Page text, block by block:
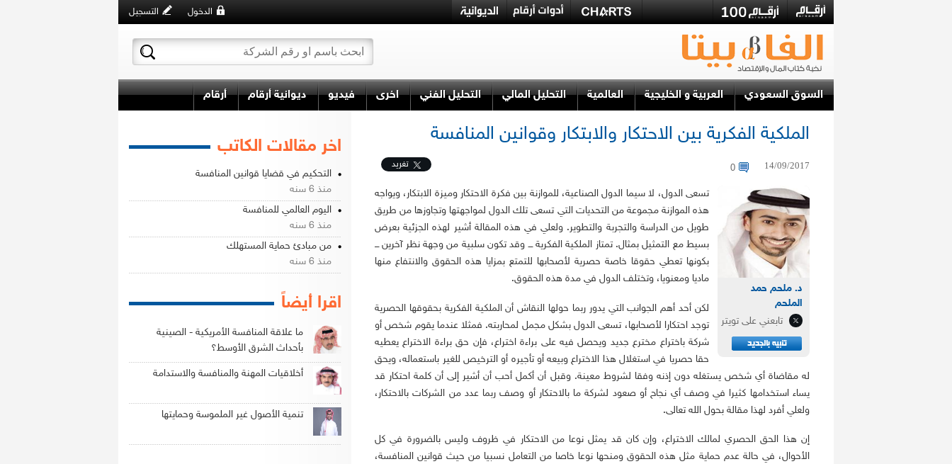
التسجيل الدخول
السوق السعودي العربية و الخليجية العالمية التحليل المالي التحليل الفني اخرى فيديو ديوانية أرقام أرقام
الملكية الفكرية بين الاحتكار والابتكار وقوانين المنافسة
14/09/2017
0 تغريد
د. ملحم حمد
الملحم
تابعني على تويتر
تسعى الدول، لا سيما الدول الصناعية، للموازنة بين فكرة الاحتكار وميزة الابتكار، ويواجه
هذه الموازنة مجموعة من التحديات التي تسعى تلك الدول لمواجهتها وتجاوزها من طريق
طويل من الدراسة والتجربة والتطوير. ولعلي في هذه المقالة أشير لهذه الجزئية بعرض
بسيط مع التمثيل بمثال. تمتاز الملكية الفكرية ـــ وقد تكون سلبية من وجهة نظر آخرين ـــ
بكونها تعطي حقوقا خاصة حصرية لأصحابها للتمتع بمزايا هذه الحقوق والانتفاع منها
ماديا ومعنويا، وتختلف الدول في مدة هذه الحقوق.
لكن أحد أهم الجوانب التي يدور ربما حولها النقاش أن الملكية الفكرية بحقوقها الحصرية
توجد احتكارا لأصحابها، تسعى الدول بشكل مجمل لمحاربته. فمثلا عندما يقوم شخص أو
شركة باختراع مخترع جديد ويحصل فيه على براءة اختراع، فإن حق براءة الاختراع يعطيه
حقا حصريا في استغلال هذا الاختراع وبيعه أو تأجيره أو الترخيص للغير باستعماله، ويحق
له مقاضاة أي شخص يستغله دون إذنه وفقا لشروط معينة. وقبل أن أكمل أحب أن أشير إلى أن كلمة احتكار قد
يساء استخدامها كثيرا في وصف أي نجاح أو صعود لشركة ما بالاحتكار أو وصف ربما عدد من الشركات بالاحتكار،
ولعلي أفرد لهذا مقالة بحول الله تعالى.
إن هذا الحق الحصري لمالك الاختراع، وإن كان قد يمثل نوعا من الاحتكار في ظروف وليس بالضرورة في كل
الأحوال، في حالة عدم حماية مثل هذه الحقوق ومنحها نوعا خاصا من التعامل نسبيا من حيث قوانين المنافسة،
اخر مقالات الكاتب
التحكيم في قضايا قوانين المنافسة
منذ 6 سنه
اليوم العالمي للمنافسة
منذ 6 سنه
من مبادئ حماية المستهلك
منذ 6 سنه
اقرا أيضاً
ما علاقة المنافسة الأمريكية - الصينية
بأحداث الشرق الأوسط؟
أخلاقيات المهنة والمنافسة والاستدامة
تنمية الأصول غير الملموسة وحمايتها